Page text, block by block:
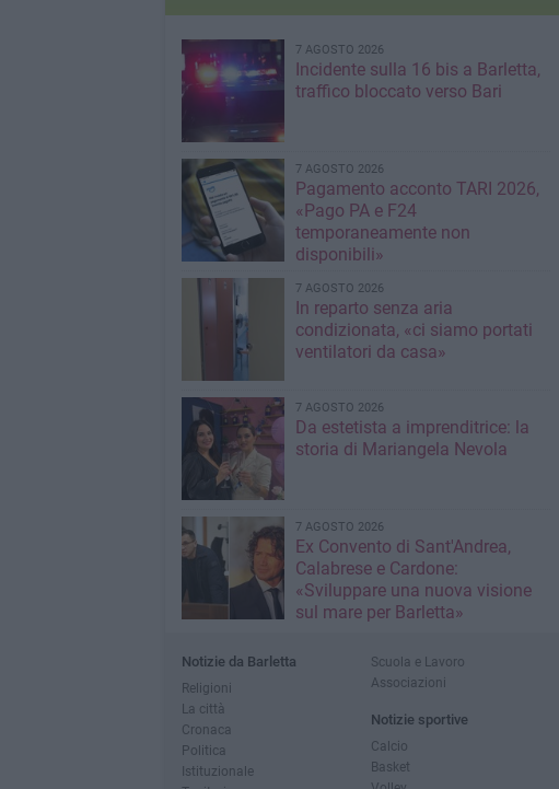
7 AGOSTO 2026
Incidente sulla 16 bis a Barletta,
traffico bloccato verso Bari
7 AGOSTO 2026
Pagamento acconto TARI 2026,
«Pago PA e F24
temporaneamente non
disponibili»
7 AGOSTO 2026
In reparto senza aria
condizionata, «ci siamo portati
ventilatori da casa»
7 AGOSTO 2026
Da estetista a imprenditrice: la
storia di Mariangela Nevola
7 AGOSTO 2026
Ex Convento di Sant'Andrea,
Calabrese e Cardone:
«Sviluppare una nuova visione
sul mare per Barletta»
Notizie da Barletta
Religioni
La città
Cronaca
Politica
Istituzionale
Scuola e Lavoro
Associazioni
Notizie sportive
Calcio
Basket